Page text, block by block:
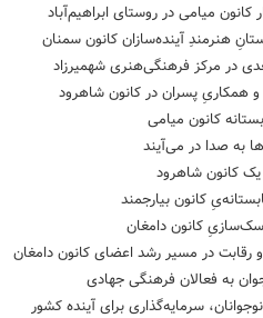
میامی در روستای ابراهیم‌آباد
هنرمندِ آینده‌سازان کانون سمنان
در مرکز فرهنگی‌هنری شهمیرزاد
همکاریِ پسران در کانون شاهرود
کانون میامی
به صدا در می‌آیند
کانون شاهرود
کانون بیارجمند
کانون دامغان
رقابت در مسیر رشد اعضای کانون دامغان
به فعالان فرهنگی جهادی
سرمایه‌گذاری برای آینده کشور